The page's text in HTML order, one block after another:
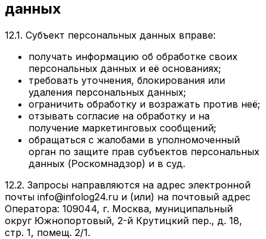
данных
12.1. Субъект персональных данных вправе:
получать информацию об обработке своих
персональных данных и её основаниях;
требовать уточнения, блокирования или
удаления персональных данных;
ограничить обработку и возражать против неё;
отзывать согласие на обработку и на
получение маркетинговых сообщений;
обращаться с жалобами в уполномоченный
орган по защите прав субъектов персональных
данных (Роскомнадзор) и в суд.
12.2. Запросы направляются на адрес электронной
почты info@infolog24.ru и (или) на почтовый адрес
Оператора: 109044, г. Москва, муниципальный
округ Южнопортовый, 2-й Крутицкий пер., д. 18,
стр. 1, помещ. 2/1.